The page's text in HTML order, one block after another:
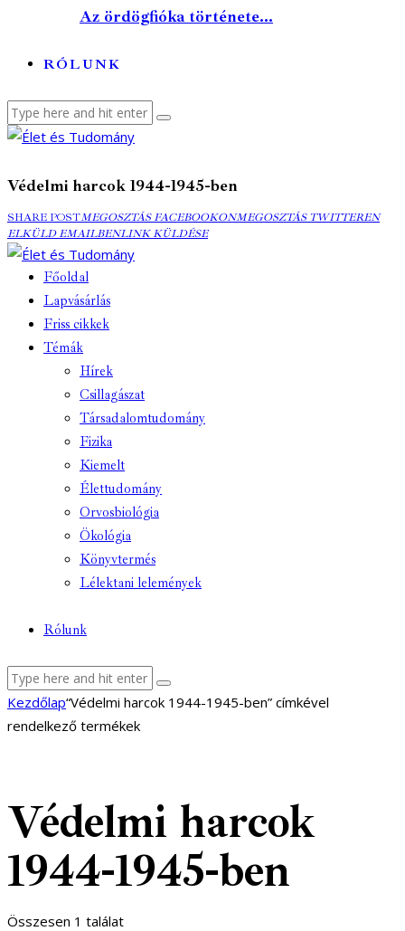
Az ördögfióka története...
RÓLUNK
Védelmi harcok 1944-1945-ben
SHARE POSTMEGOSZTÁS
FACEBOOKON
MEGOSZTÁS FACEBOOKONMEGOSZTÁS
MEGOSZTÁS TWITTEREN
ELKÜLD EMAILBENCOPY
URL
TO
LINK KÜLDÉSE
Főoldal
Lapvásárlás
Friss cikkek
Témák
Hírek
Csillagászat
Társadalomtudomány
Fizika
Kiemelt
Élettudomány
Orvosbiológia
Ökológia
Könyvtermés
Lélektani lelemények
Rólunk
facebook-
1
youtube-
1
email
Kezdőlap“Védelmi harcok 1944-1945-ben” címkével
rendelkező termékek
Védelmi harcok
1944-1945-ben
Összesen 1 találat